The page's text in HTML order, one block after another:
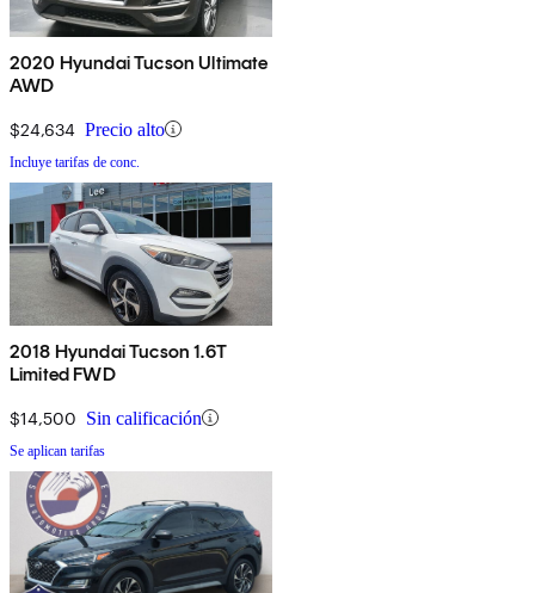
2020 Hyundai Tucson Ultimate
AWD
$24,634 Precio alto
Incluye tarifas de conc.
2018 Hyundai Tucson 1.6T
Limited FWD
$14,500 Sin calificación
Se aplican tarifas